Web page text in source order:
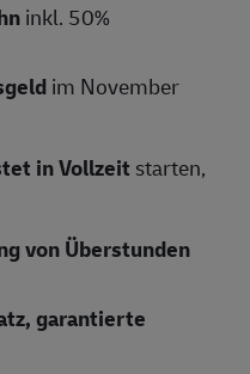
inkl. 50%
im November
in Vollzeit starten,
von Überstunden
garantierte